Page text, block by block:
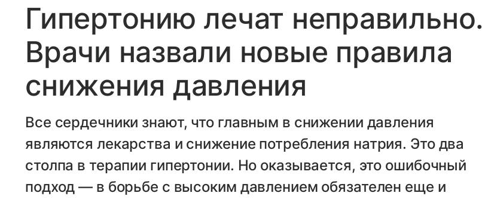
Гипертонию лечат неправильно.
Врачи назвали новые правила
снижения давления
Все сердечники знают, что главным в снижении давления
являются лекарства и снижение потребления натрия. Это два
столпа в терапии гипертонии. Но оказывается, это ошибочный
подход — в борьбе с высоким давлением обязателен еще и